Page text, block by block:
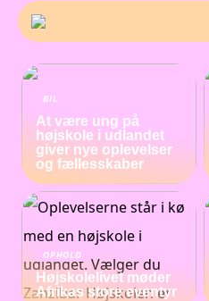
BIL
At være ung på
højskole i udlandet
giver nye oplevelser
og fællesskaber
OPHOLD
Højskolelivet møder
Afrikas store eventyr